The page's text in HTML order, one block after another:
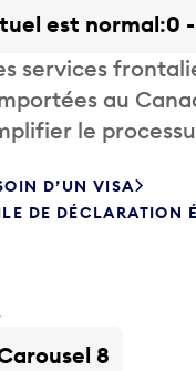
est normal 0
services
au
le
D’UN VISA
DE DÉCLARATION
8